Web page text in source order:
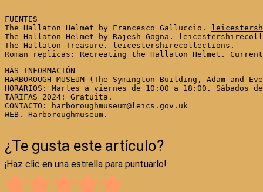
FUENTES
The Hallaton Helmet by Francesco Galluccio.
The Hallaton Helmet by Rajesh Gogna.
The Hallaton Treasure.
leicestershirecollections .
Roman replicas: Recreating the Hallaton Helmet.
MÁS INFORMACIÓN
HARBOROUGH MUSEUM (The Symington Building, Adam
HORARIOS: Martes a viernes de 10:00 a 18:00. Sábados
TARIFAS 2024: Gratuita.
CONTACTO:
harboroughmuseum@leics.gov.uk
WEB. Harboroughmuseum.
¿Te gusta este artículo?
¡Haz clic en una estrella para puntuarlo!